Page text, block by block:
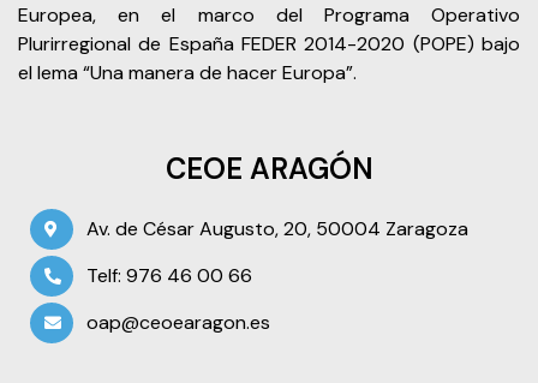
Europea, en el marco del Programa Operativo
Plurirregional de España FEDER 2014-2020 (POPE) bajo
el lema “Una manera de hacer Europa”.
CEOE ARAGÓN
Av. de César Augusto, 20, 50004 Zaragoza
Telf: 976 46 00 66
oap@ceoearagon.es